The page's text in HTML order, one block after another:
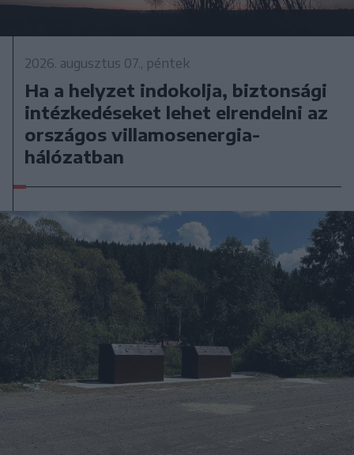
2026. augusztus 07., péntek
Ha a helyzet indokolja, biztonsági
intézkedéseket lehet elrendelni az
országos villamosenergia-
hálózatban